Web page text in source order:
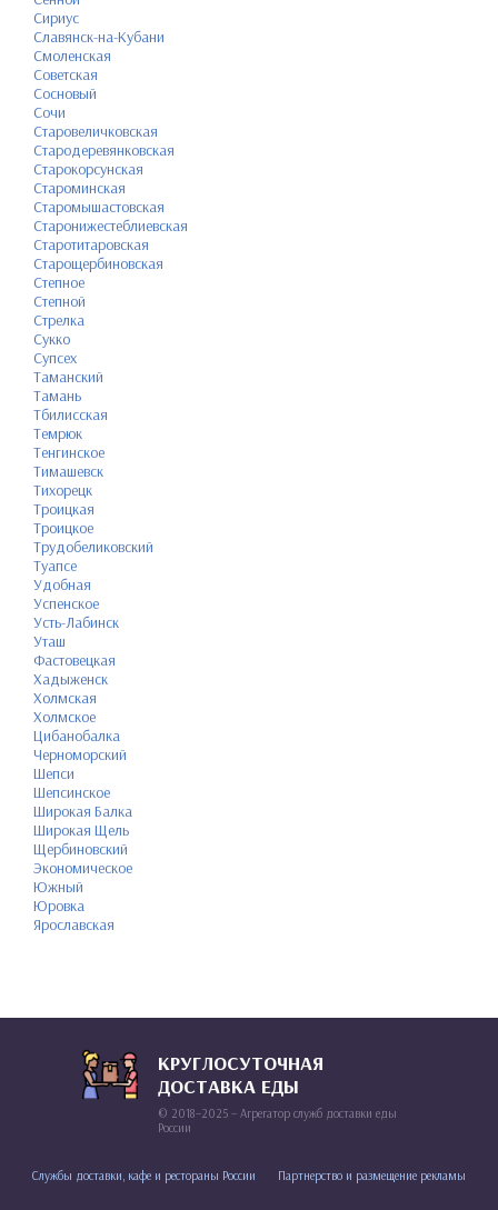
Сириус
Славянск-на-Кубани
Смоленская
Советская
Сосновый
Сочи
Старовеличковская
Стародеревянковская
Старокорсунская
Староминская
Старомышастовская
Старонижестеблиевская
Старотитаровская
Старощербиновская
Степное
Степной
Стрелка
Сукко
Супсех
Таманский
Тамань
Тбилисская
Темрюк
Тенгинское
Тимашевск
Тихорецк
Троицкая
Троицкое
Трудобеликовский
Туапсе
Удобная
Успенское
Усть-Лабинск
Уташ
Фастовецкая
Хадыженск
Холмская
Холмское
Цибанобалка
Черноморский
Шепси
Шепсинское
Широкая Балка
Широкая Щель
Щербиновский
Экономическое
Южный
Юровка
Ярославская
КРУГЛОСУТОЧНАЯ
ДОСТАВКА ЕДЫ
© 2018–2025 – Агрегатор служб доставки еды
России
Службы доставки, кафе и рестораны России Партнерство и размещение рекламы